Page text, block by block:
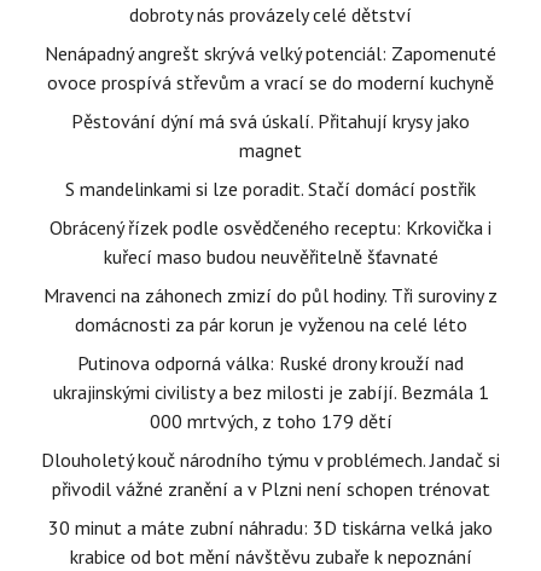
dobroty nás provázely celé dětství
Nenápadný angrešt skrývá velký potenciál: Zapomenuté
ovoce prospívá střevům a vrací se do moderní kuchyně
Pěstování dýní má svá úskalí. Přitahují krysy jako
magnet
S mandelinkami si lze poradit. Stačí domácí postřik
Obrácený řízek podle osvědčeného receptu: Krkovička i
kuřecí maso budou neuvěřitelně šťavnaté
Mravenci na záhonech zmizí do půl hodiny. Tři suroviny z
domácnosti za pár korun je vyženou na celé léto
Putinova odporná válka: Ruské drony krouží nad
ukrajinskými civilisty a bez milosti je zabíjí. Bezmála 1
000 mrtvých, z toho 179 dětí
Dlouholetý kouč národního týmu v problémech. Jandač si
přivodil vážné zranění a v Plzni není schopen trénovat
30 minut a máte zubní náhradu: 3D tiskárna velká jako
krabice od bot mění návštěvu zubaře k nepoznání